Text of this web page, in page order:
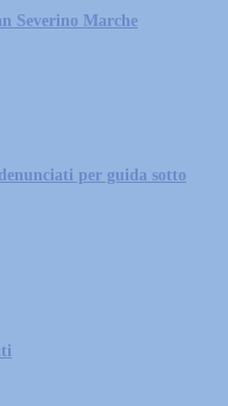
Severino Marche
per guida sotto